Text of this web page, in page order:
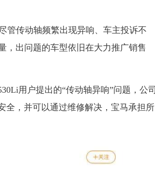
传动轴频繁出现异响、车主投诉不
，出问题的车型依旧在大力推广销售
用户提出的“传动轴异响”问题，公司
全，并可以通过维修解决，宝马承担所